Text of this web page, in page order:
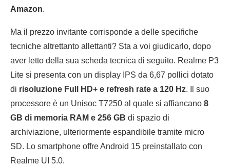
Amazon.
Ma il prezzo invitante corrisponde a delle specifiche
tecniche altrettanto allettanti? Sta a voi giudicarlo, dopo
aver letto della sua scheda tecnica di seguito. Realme P3
Lite si presenta con un display IPS da 6,67 pollici dotato
di risoluzione Full HD+ e refresh rate a 120 Hz. Il suo
processore è un Unisoc T7250 al quale si affiancano 8
GB di memoria RAM e 256 GB di spazio di
archiviazione, ulteriormente espandibile tramite micro
SD. Lo smartphone offre Android 15 preinstallato con
Realme UI 5.0.